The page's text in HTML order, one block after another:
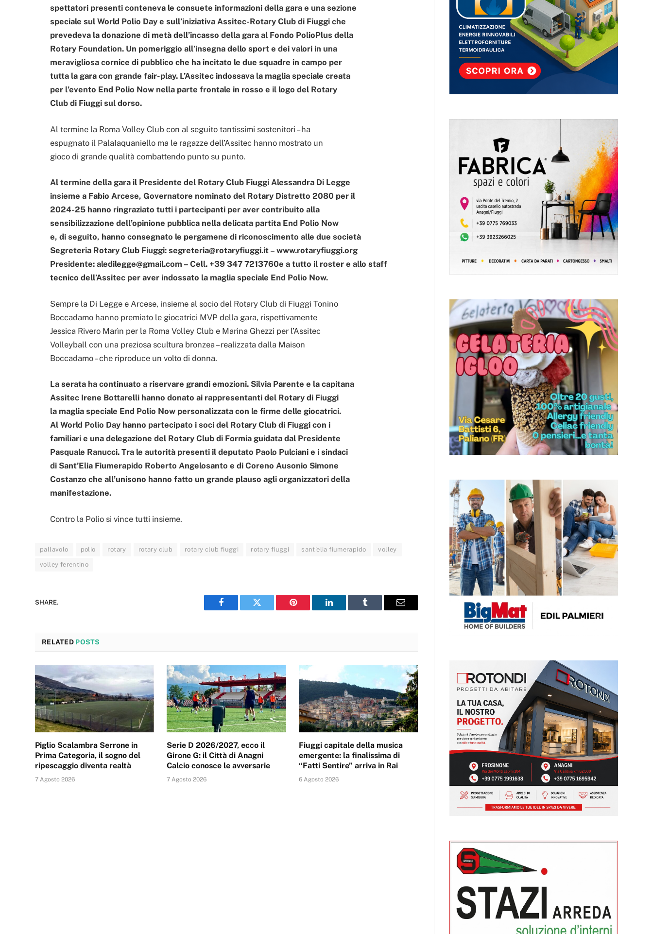
spettatori presenti conteneva le consuete informazioni della gara e una sezione
speciale sul World Polio Day e sull’iniziativa Assitec-Rotary Club di Fiuggi che
prevedeva la donazione di metà dell’incasso della gara al Fondo PolioPlus della
Rotary Foundation. Un pomeriggio all’insegna dello sport e dei valori in una
meravigliosa cornice di pubblico che ha incitato le due squadre in campo per
tutta la gara con grande fair-play. L’Assitec indossava la maglia speciale creata
per l’evento End Polio Now nella parte frontale in rosso e il logo del Rotary
Club di Fiuggi sul dorso.
Al termine la Roma Volley Club con al seguito tantissimi sostenitori – ha
espugnato il PalaIaquaniello ma le ragazze dell’Assitec hanno mostrato un
gioco di grande qualità combattendo punto su punto.
Al termine della gara il Presidente del Rotary Club Fiuggi Alessandra Di Legge
insieme a Fabio Arcese, Governatore nominato del Rotary Distretto 2080 per il
2024-25 hanno ringraziato tutti i partecipanti per aver contribuito alla
sensibilizzazione dell’opinione pubblica nella delicata partita End Polio Now
e, di seguito, hanno consegnato le pergamene di riconoscimento alle due società
Segreteria Rotary Club Fiuggi: segreteria@rotaryfiuggi.it – www.rotaryfiuggi.org
Presidente: aledilegge@gmail.com – Cell. +39 347 7213760e a tutto il roster e allo staff
tecnico dell’Assitec per aver indossato la maglia speciale End Polio Now.
Sempre la Di Legge e Arcese, insieme al socio del Rotary Club di Fiuggi Tonino
Boccadamo hanno premiato le giocatrici MVP della gara, rispettivamente
Jessica Rivero Marìn per la Roma Volley Club e Marina Ghezzi per l’Assitec
Volleyball con una preziosa scultura bronzea – realizzata dalla Maison
Boccadamo – che riproduce un volto di donna.
La serata ha continuato a riservare grandi emozioni. Silvia Parente e la capitana
Assitec Irene Bottarelli hanno donato ai rappresentanti del Rotary di Fiuggi
la maglia speciale End Polio Now personalizzata con le firme delle giocatrici.
Al World Polio Day hanno partecipato i soci del Rotary Club di Fiuggi con i
familiari e una delegazione del Rotary Club di Formia guidata dal Presidente
Pasquale Ranucci. Tra le autorità presenti il deputato Paolo Pulciani e i sindaci
di Sant’Elia Fiumerapido Roberto Angelosanto e di Coreno Ausonio Simone
Costanzo che all’unisono hanno fatto un grande plauso agli organizzatori della
manifestazione.
Contro la Polio si vince tutti insieme.
pallavolo polio rotary rotary club rotary club fiuggi rotary fiuggi sant'elia fiumerapido volley
volley ferentino
SHARE.
Facebook Twitter Pinterest LinkedIn Tumblr Email
RELATED POSTS
Piglio Scalambra Serrone in
Prima Categoria, il sogno del
ripescaggio diventa realtà
7 Agosto 2026
Serie D 2026/2027, ecco il
Girone G: il Città di Anagni
Calcio conosce le avversarie
7 Agosto 2026
Fiuggi capitale della musica
emergente: la finalissima di
“Fatti Sentire” arriva in Rai
6 Agosto 2026